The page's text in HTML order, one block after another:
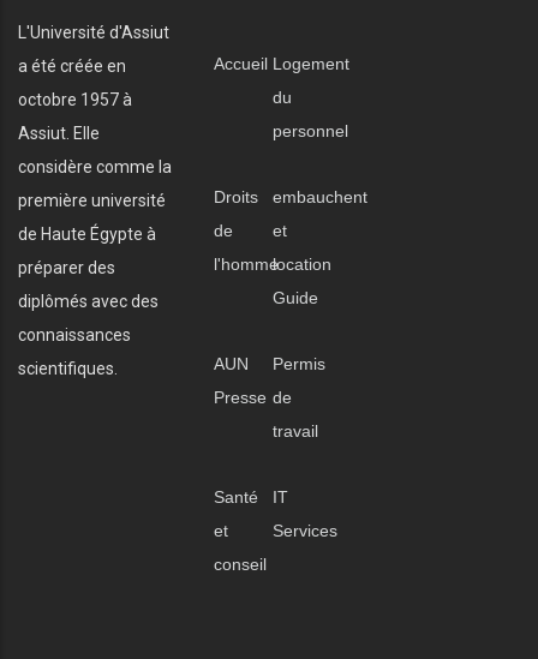
L'Université d'Assiut
a été créée en
octobre 1957 à
Assiut. Elle
considère comme la
première université
de Haute Égypte à
préparer des
diplômés avec des
connaissances
scientifiques.
Accueil Logement
du
personnel
Droits
de
l'homme
embauchent
et
location
Guide
AUN
Presse
Permis
de
travail
Santé
et
conseil
IT
Services